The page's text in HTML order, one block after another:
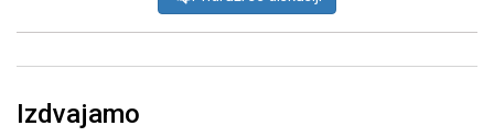
Izdvajamo